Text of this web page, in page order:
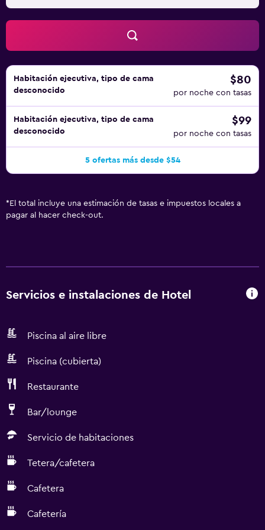
libre y piscina infantil.
Habitación ejecutiva, tipo de cama
desconocido
$80
por noche con tasas
Habitación ejecutiva, tipo de cama
desconocido
$99
por noche con tasas
5 ofertas más desde $54
* El total incluye una estimación de tasas e impuestos locales a
pagar al hacer check-out.
Servicios e instalaciones de Hotel
Piscina al aire libre
Piscina (cubierta)
Restaurante
Bar/lounge
Servicio de habitaciones
Tetera/cafetera
Cafetera
Cafetería